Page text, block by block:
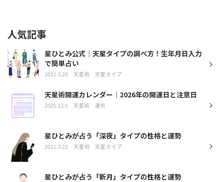
人気記事
星ひとみ公式｜天星タイプの調べ方！生年月日入力
で簡単占い
2021.3.29 天星術 天星タイプ
天星術開運カレンダー｜2026年の開運日と注意日
2025.12.5 天星術 運気
星ひとみが占う「深夜」タイプの性格と運勢
2021.3.22 天星術 天星タイプ
星ひとみが占う「新月」タイプの性格と運勢